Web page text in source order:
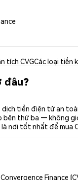
tích CVGCác loại tiền
đâu?
dịch tiền điện tử an
thứ ba — không
nơi tốt nhất để mua
Finance